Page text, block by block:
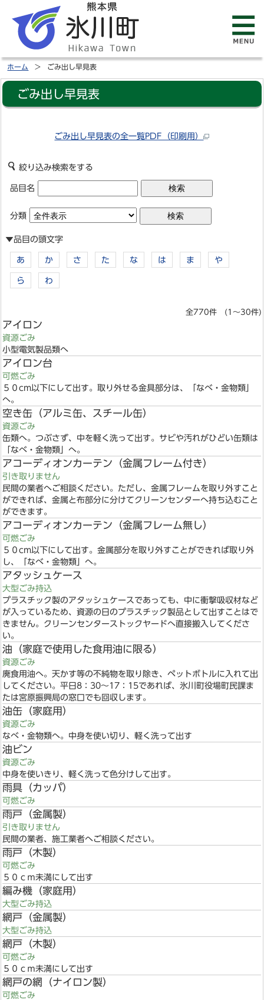
ホーム ごみ出し早見表
ごみ出し早見表
ごみ出し早見表の全一覧PDF（印刷用）
絞り込み検索をする
品目名
分類
▼品目の頭文字
あ か さ た な は ま や
ら わ
全770件 (1～30件)
アイロン
資源ごみ
小型電気製品類へ
アイロン台
可燃ごみ
５０cm以下にして出す。取り外せる金具部分は、「なべ・金物類」
へ。
空き缶（アルミ缶、スチール缶）
資源ごみ
缶類へ。つぶさず、中を軽く洗って出す。サビや汚れがひどい缶類は
「なべ・金物類」へ。
アコーディオンカーテン（金属フレーム付き）
引き取りません
民間の業者へご相談ください。ただし、金属フレームを取り外すこと
ができれば、金属と布部分に分けてクリーンセンターへ持ち込むこと
ができます。
アコーディオンカーテン（金属フレーム無し）
可燃ごみ
５０cm以下にして出す。金属部分を取り外すことができれば取り外
し、「なべ・金物類」へ。
アタッシュケース
大型ごみ持込
プラスチック製のアタッシュケースであっても、中に衝撃吸収材など
が入っているため、資源の日のプラスチック製品として出すことはで
きません。クリーンセンターストックヤードへ直接搬入してくださ
い。
油（家庭で使用した食用油に限る）
資源ごみ
廃食用油へ。天かす等の不純物を取り除き、ペットボトルに入れて出
してください。平日8：30～17：15であれば、氷川町役場町民課ま
たは宮原振興局の窓口でも回収します。
油缶（家庭用）
資源ごみ
なべ・金物類へ。中身を使い切り、軽く洗って出す
油ビン
資源ごみ
中身を使いきり、軽く洗って色分けして出す。
雨具（カッパ）
可燃ごみ
雨戸（金属製）
引き取りません
民間の業者、施工業者へご相談ください。
雨戸（木製）
可燃ごみ
５０ｃｍ未満にして出す
編み機（家庭用）
大型ごみ持込
網戸（金属製）
大型ごみ持込
網戸（木製）
可燃ごみ
５０ｃｍ未満にして出す
網戸の網（ナイロン製）
可燃ごみ